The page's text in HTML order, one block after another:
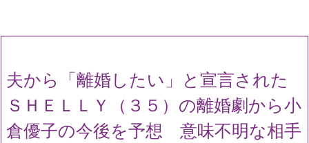
夫から「離婚したい」と宣言された
ＳＨＥＬＬＹ（３５）の離婚劇から小
倉優子の今後を予想 意味不明な相手